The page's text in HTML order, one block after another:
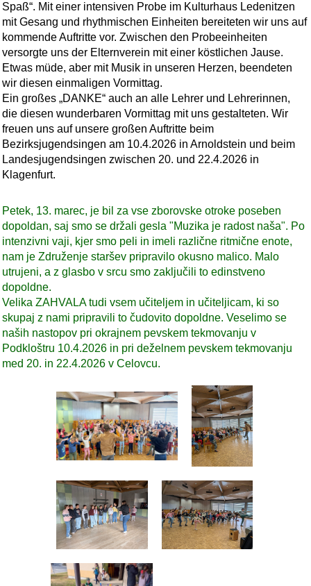
Spaß“. Mit einer intensiven Probe im Kulturhaus Ledenitzen
mit Gesang und rhythmischen Einheiten bereiteten wir uns auf
kommende Auftritte vor. Zwischen den Probeeinheiten
versorgte uns der Elternverein mit einer köstlichen Jause.
Etwas müde, aber mit Musik in unseren Herzen, beendeten
wir diesen einmaligen Vormittag.
Ein großes „DANKE“ auch an alle Lehrer und Lehrerinnen,
die diesen wunderbaren Vormittag mit uns gestalteten. Wir
freuen uns auf unsere großen Auftritte beim
Bezirksjugendsingen am 10.4.2026 in Arnoldstein und beim
Landesjugendsingen zwischen 20. und 22.4.2026 in
Klagenfurt.
Petek, 13. marec, je bil za vse zborovske otroke poseben
dopoldan, saj smo se držali gesla "Muzika je radost naša". Po
intenzivni vaji, kjer smo peli in imeli različne ritmične enote,
nam je Združenje staršev pripravilo okusno malico. Malo
utrujeni, a z glasbo v srcu smo zaključili to edinstveno
dopoldne.
Velika ZAHVALA tudi vsem učiteljem in učiteljicam, ki so
skupaj z nami pripravili to čudovito dopoldne. Veselimo se
naših nastopov pri okrajnem pevskem tekmovanju v
Podkloštru 10.4.2026 in pri deželnem pevskem tekmovanju
med 20. in 22.4.2026 v Celovcu.